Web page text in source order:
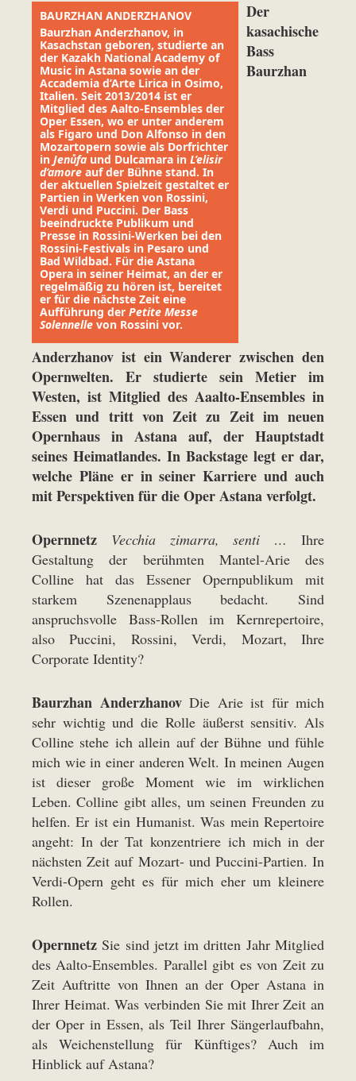
BAURZHAN ANDERZHANOV
Baurzhan Anderzhanov, in
Kasachstan geboren, studierte an
der Kazakh National Academy of
Music in Astana sowie an der
Accademia d’Arte Lirica in Osimo,
Italien. Seit 2013/2014 ist er
Mitglied des Aalto-Ensembles der
Oper Essen, wo er unter anderem
als Figaro und Don Alfonso in den
Mozartopern sowie als Dorfrichter
in Jenůfa und Dulcamara in L’elisir
d‘amore auf der Bühne stand. In
der aktuellen Spielzeit gestaltet er
Partien in Werken von Rossini,
Verdi und Puccini. Der Bass
beeindruckte Publikum und
Presse in Rossini-Werken bei den
Rossini-Festivals in Pesaro und
Bad Wildbad. Für die Astana
Opera in seiner Heimat, an der er
regelmäßig zu hören ist, bereitet
er für die nächste Zeit eine
Aufführung der Petite Messe
Solennelle von Rossini vor.
Der
kasachische
Bass
Baurzhan
Anderzhanov ist ein Wanderer zwischen den
Opernwelten. Er studierte sein Metier im
Westen, ist Mitglied des Aaalto-Ensembles in
Essen und tritt von Zeit zu Zeit im neuen
Opernhaus in Astana auf, der Hauptstadt
seines Heimatlandes. In Backstage legt er dar,
welche Pläne er in seiner Karriere und auch
mit Perspektiven für die Oper Astana verfolgt.
Opernnetz Vecchia zimarra, senti … Ihre
Gestaltung der berühmten Mantel-Arie des
Colline hat das Essener Opernpublikum mit
starkem Szenenapplaus bedacht. Sind
anspruchsvolle Bass-Rollen im Kernrepertoire,
also Puccini, Rossini, Verdi, Mozart, Ihre
Corporate Identity?
Baurzhan AnderzhanovDie Arie ist für mich
sehr wichtig und die Rolle äußerst sensitiv. Als
Colline stehe ich allein auf der Bühne und fühle
mich wie in einer anderen Welt. In meinen Augen
ist dieser große Moment wie im wirklichen
Leben. Colline gibt alles, um seinen Freunden zu
helfen. Er ist ein Humanist. Was mein Repertoire
angeht: In der Tat konzentriere ich mich in der
nächsten Zeit auf Mozart- und Puccini-Partien. In
Verdi-Opern geht es für mich eher um kleinere
Rollen.
OpernnetzSie sind jetzt im dritten Jahr Mitglied
des Aalto-Ensembles. Parallel gibt es von Zeit zu
Zeit Auftritte von Ihnen an der Oper Astana in
Ihrer Heimat. Was verbinden Sie mit Ihrer Zeit an
der Oper in Essen, als Teil Ihrer Sängerlaufbahn,
als Weichenstellung für Künftiges? Auch im
Hinblick auf Astana?